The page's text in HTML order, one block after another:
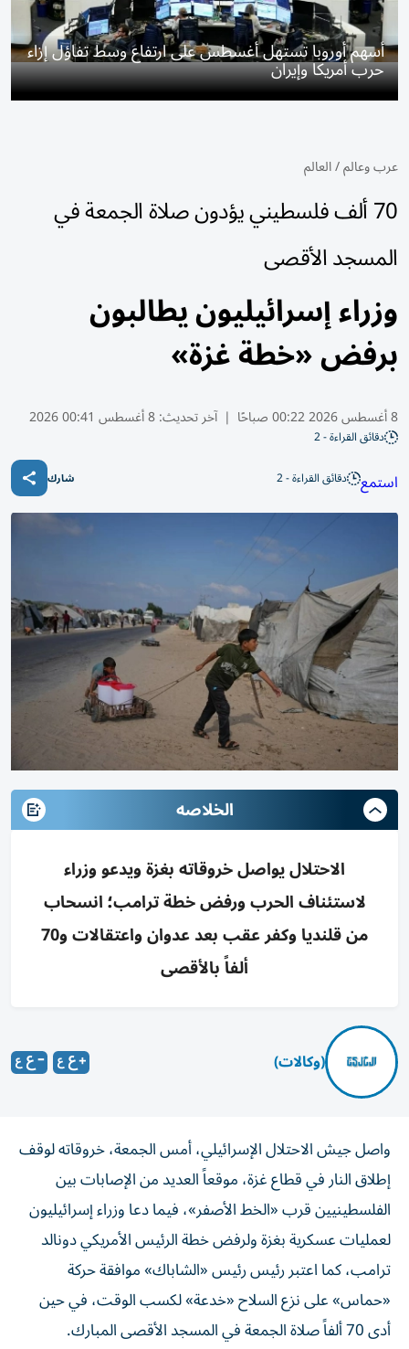
أسهم أوروبا تستهل أغسطس على ارتفاع وسط تفاؤل إزاء
حرب أمريكا وإيران
عرب وعالم/العالم
70 ألف فلسطيني يؤدون صلاة الجمعة في
المسجد الأقصى
وزراء إسرائيليون يطالبون
برفض «خطة غزة»
8 أغسطس 2026 00:22 صباحًا | آخر تحديث:8 أغسطس 00:41 2026
دقائق القراءة - 2
استمع دقائق القراءة - 2 شارك
الخلاصه
الاحتلال يواصل خروقاته بغزة ويدعو وزراء
لاستئناف الحرب ورفض خطة ترامب؛ انسحاب
من قلنديا وكفر عقب بعد عدوان واعتقالات و70
ألفاً بالأقصى
(وكالات)
واصل جيش الاحتلال الإسرائيلي، أمس الجمعة، خروقاته لوقف
إطلاق النار في قطاع غزة، موقعاً العديد من الإصابات بين
الفلسطينيين قرب «الخط الأصفر»، فيما دعا وزراء إسرائيليون
لعمليات عسكرية بغزة ولرفض خطة الرئيس الأمريكي دونالد
ترامب، كما اعتبر رئيس رئيس «الشاباك» موافقة حركة
«حماس» على نزع السلاح «خدعة» لكسب الوقت، في حين
أدى 70 ألفاً صلاة الجمعة في المسجد الأقصى المبارك.